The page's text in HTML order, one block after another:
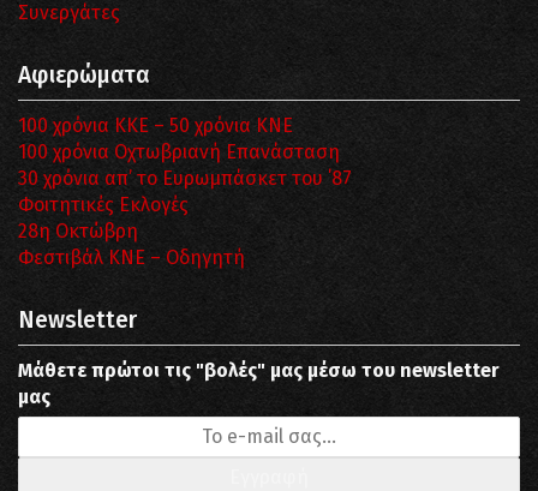
Συνεργάτες
Αφιερώματα
100 χρόνια ΚΚΕ – 50 χρόνια ΚΝΕ
100 χρόνια Οχτωβριανή Επανάσταση
30 χρόνια απ’ το Ευρωμπάσκετ του ΄87
Φοιτητικές Εκλογές
28η Οκτώβρη
Φεστιβάλ ΚΝΕ – Οδηγητή
Newsletter
Μάθετε πρώτοι τις "βολές" μας μέσω του newsletter
μας